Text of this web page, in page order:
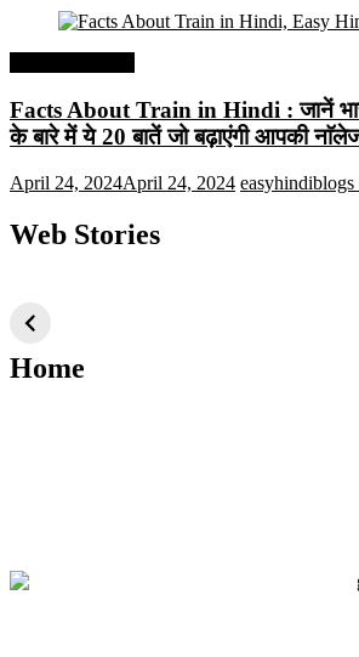
Facts About Train in Hindi : जानें
के बारे में ये 20 बातें जो बढ़ाएंगी आपकी
April 24, 2024April 24, 2024 easyhindiblogs
Web Stories
तकनीक जो आपको
2024 के लिए सीखनी
चाहिए
Home